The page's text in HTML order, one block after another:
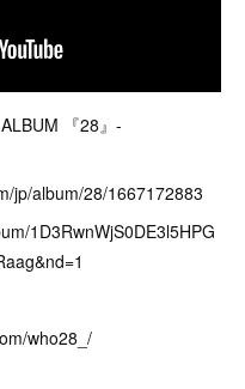
『28』-
jp/album/28/1667172883
1D3RwnWjS0DE3l5HPG
who28_/